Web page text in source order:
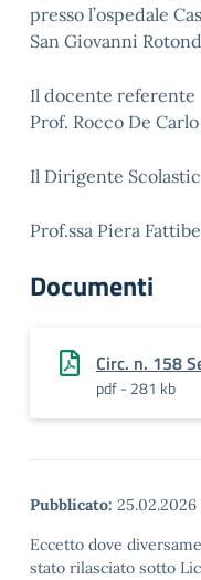
presso l’ospedale
San Giovanni
Il docente referente
Prof. Rocco De Carlo
Il Dirigente
Prof.ssa Piera
Documenti
Circ. n. 158
pdf - 281 kb
Pubblicato: 25.02.2026
Eccetto dove
stato rilasciato sotto